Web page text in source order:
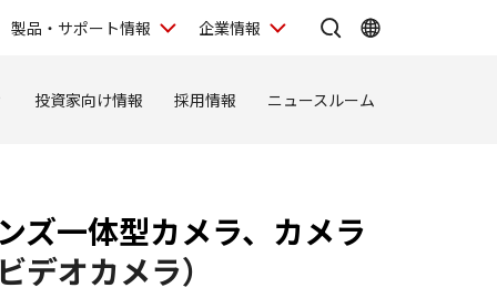
製品・サポート情報 企業情報
投資家向け情報 採用情報 ニュースルーム
ズ一体型カメラ、カメラ
デオカメラ）